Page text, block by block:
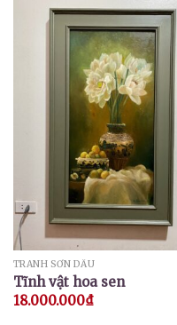
TRANH SƠN DẦU
Tĩnh vật hoa sen
18.000.000₫